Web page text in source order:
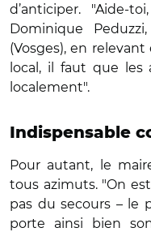
d’anticiper. "Aide-
Dominique
(Vosges), en
local, il faut que les
localement".
Indispensable
Pour autant, le
tous azimuts. "On
pas du secours – le
porte ainsi bien